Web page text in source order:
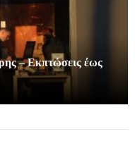
– Εκπτώσεις έως